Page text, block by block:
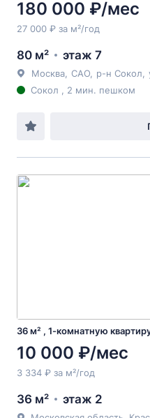
180 000 ₽/мес
27 000 ₽ за м²/год
80 м² этаж 7
Москва САО р-н Сокол
Сокол , 2 мин. пешком
36 м² , 1-комнатную
10 000 ₽/мес
3 334 ₽ за м²/год
36 м² этаж 2